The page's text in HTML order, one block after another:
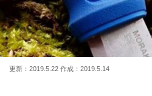
更新：2019.5.22 作成：2019.5.14